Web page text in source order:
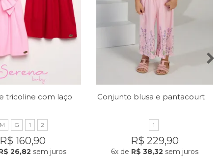
M G 1 2
R$ 160,90
26,82 sem juros
1
R$ 229,90
6xde R$ 38,32 sem juros